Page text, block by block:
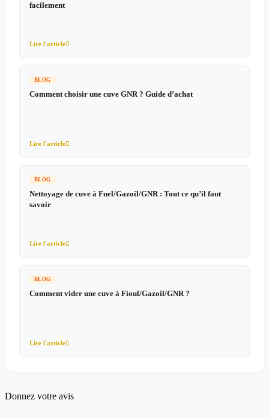
facilement
Lire l'article
BLOG
Comment choisir une cuve GNR ? Guide d’achat
Lire l'article
BLOG
Nettoyage de cuve à Fuel/Gazoil/GNR : Tout ce qu’il faut
savoir
Lire l'article
BLOG
Comment vider une cuve à Fioul/Gazoil/GNR ?
Lire l'article
Donnez votre avis